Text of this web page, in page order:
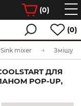
(0)
(0)
Sink mixer
ДЛЯ
POP-UP,